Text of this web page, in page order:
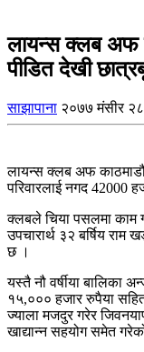
लायन्स क्लब अफ
पीडित देखी
साझापाना २०७७ मंसीर
लायन्स क्लब अफ काठमाडौ
परिवारलाई नगद 42000
क्लबले चिया पसलमा काम
उपचारार्थ ३२ बर्षिय
छ ।
यस्तै नौ वर्षीया बालिका
१५,००० हजार रुपैया
ज्याला मजदुर गरेर
खाद्यान्न सहयोग समेत